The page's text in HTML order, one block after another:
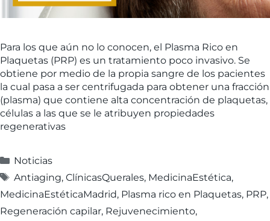
Para los que aún no lo conocen, el Plasma Rico en
Plaquetas (PRP) es un tratamiento poco invasivo. Se
obtiene por medio de la propia sangre de los pacientes
la cual pasa a ser centrifugada para obtener una fracción
(plasma) que contiene alta concentración de plaquetas,
células a las que se le atribuyen propiedades
regenerativas
Noticias
Antiaging, ClínicasQuerales, MedicinaEstética,
MedicinaEstéticaMadrid, Plasma rico en Plaquetas, PRP,
Regeneración capilar, Rejuvenecimiento,